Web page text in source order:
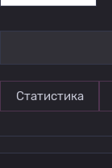
Статистика